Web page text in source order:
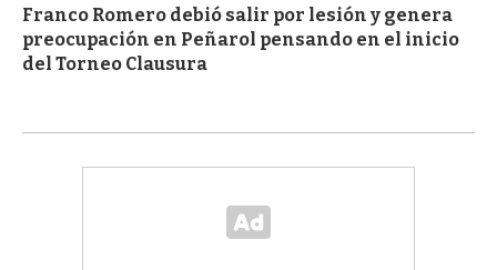
Franco Romero debió salir por lesión y genera
preocupación en Peñarol pensando en el inicio
del Torneo Clausura